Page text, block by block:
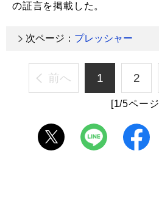
の証言を掲載した。
次ページ： プレッシャー
前へ 1 2
[1/5ページ]